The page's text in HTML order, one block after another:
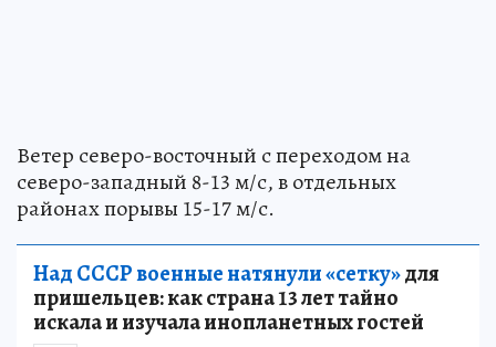
Ветер северо-восточный с переходом на
северо-западный 8-13 м/с, в отдельных
районах порывы 15-17 м/с.
Над СССР военные натянули «сетку»для
пришельцев: как страна 13 лет тайно
искала и изучала инопланетных гостей